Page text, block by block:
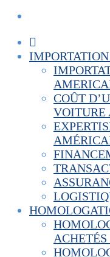
IMPORTATION
COÛT
VOITURE
ACHETÉS